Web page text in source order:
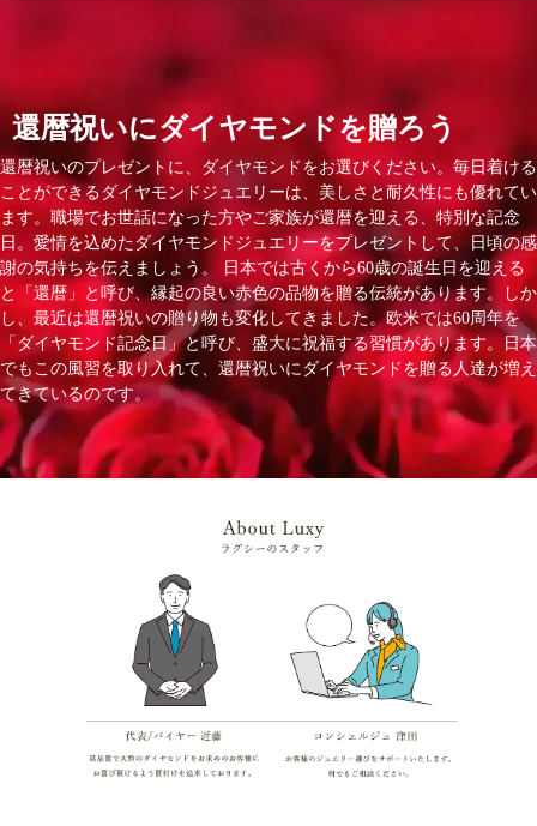
還暦祝いにダイヤモンドを贈ろう
還暦祝いのプレゼントに、ダイヤモンドをお選びください。毎日着ける
ことができるダイヤモンドジュエリーは、美しさと耐久性にも優れてい
ます。職場でお世話になった方やご家族が還暦を迎える、特別な記念
日。愛情を込めたダイヤモンドジュエリーをプレゼントして、日頃の感
謝の気持ちを伝えましょう。 日本では古くから60歳の誕生日を迎える
と「還暦」と呼び、縁起の良い赤色の品物を贈る伝統があります。しか
し、最近は還暦祝いの贈り物も変化してきました。欧米では60周年を
「ダイヤモンド記念日」と呼び、盛大に祝福する習慣があります。日本
でもこの風習を取り入れて、還暦祝いにダイヤモンドを贈る人達が増え
てきているのです。